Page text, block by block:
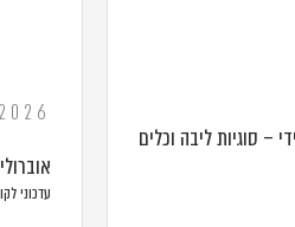
– סוגיות ליבה וכלים
עדכוני